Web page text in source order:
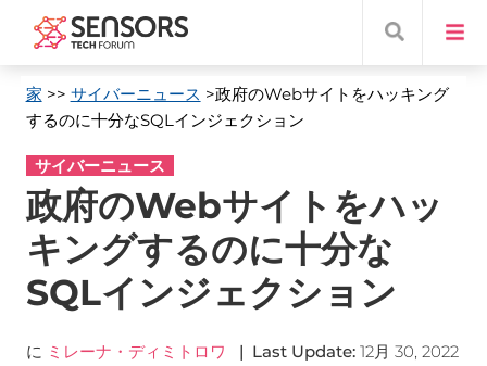
家 >> サイバーニュース >政府のWebサイトをハッキング
するのに十分なSQLインジェクション
サイバーニュース
政府のWebサイトをハッ
キングするのに十分な
SQLインジェクション
に ミレーナ・ディミトロワ | Last Update: 12月 30, 2022